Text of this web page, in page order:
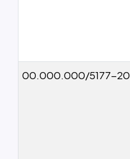
00.000.000/5177-20